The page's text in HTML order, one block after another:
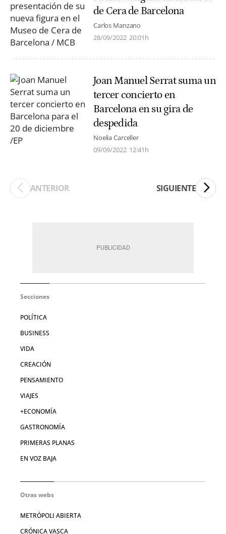
de Cera de Barcelona
Carlos Manzano
28/09/2022 20:01h
Joan Manuel Serrat suma un
tercer concierto en
Barcelona en su gira de
despedida
Noelia Carceller
09/09/2022 12:41h
ANTERIOR SIGUIENTE
Secciones
POLÍTICA
BUSINESS
VIDA
CREACIÓN
PENSAMIENTO
VIAJES
+ECONOMÍA
GASTRONOMÍA
PRIMERAS PLANAS
EN VOZ BAJA
Otras webs
METRÓPOLI ABIERTA
CRÓNICA VASCA